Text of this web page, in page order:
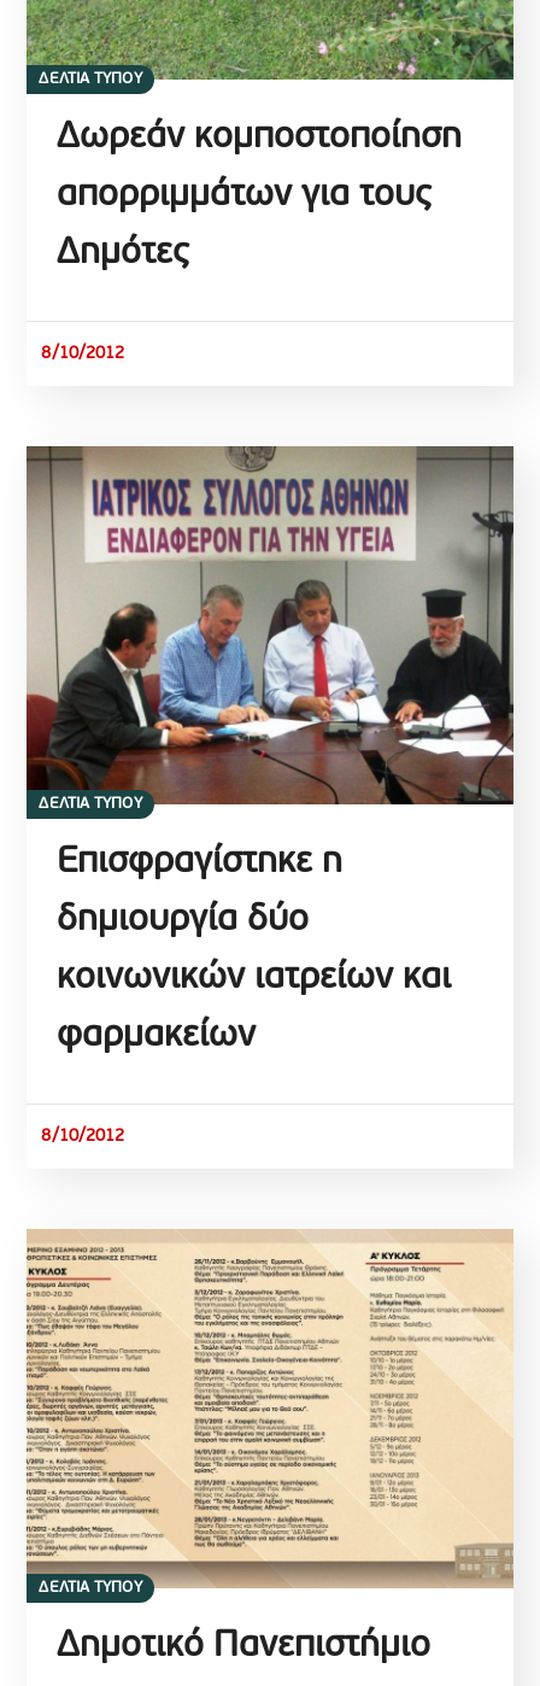
ΔΕΛΤΙΑ ΤΥΠΟΥ
Δωρεάν κομποστοποίηση
απορριμμάτων για τους
Δημότες
8/10/2012
ΔΕΛΤΙΑ ΤΥΠΟΥ
Επισφραγίστηκε η
δημιουργία δύο
κοινωνικών ιατρείων και
φαρμακείων
8/10/2012
ΔΕΛΤΙΑ ΤΥΠΟΥ
Δημοτικό Πανεπιστήμιο